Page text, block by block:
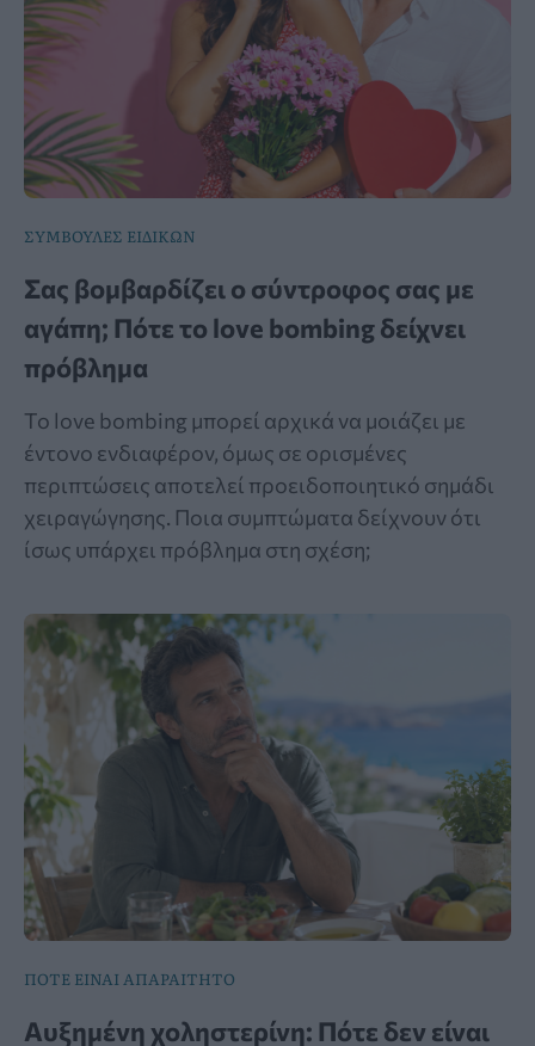
ΣΥΜΒΟΥΛΕΣ ΕΙΔΙΚΩΝ
Σας βομβαρδίζει ο σύντροφος σας με
αγάπη; Πότε το love bombing δείχνει
πρόβλημα
Το love bombing μπορεί αρχικά να μοιάζει με
έντονο ενδιαφέρον, όμως σε ορισμένες
περιπτώσεις αποτελεί προειδοποιητικό σημάδι
χειραγώγησης. Ποια συμπτώματα δείχνουν ότι
ίσως υπάρχει πρόβλημα στη σχέση;
ΠΟΤΕ ΕΙΝΑΙ ΑΠΑΡΑΙΤΗΤΟ
Αυξημένη χοληστερίνη: Πότε δεν είναι